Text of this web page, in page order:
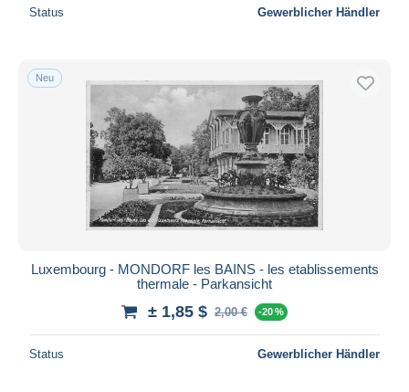
Status Gewerblicher Händler
Neu
Luxembourg - MONDORF les BAINS - les etablissements
thermale - Parkansicht
± 1,85 $ 2,00 € -20 %
Status Gewerblicher Händler